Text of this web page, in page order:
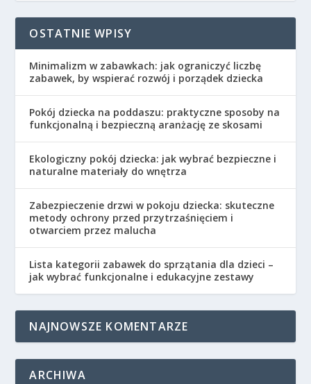
OSTATNIE WPISY
Minimalizm w zabawkach: jak ograniczyć liczbę
zabawek, by wspierać rozwój i porządek dziecka
Pokój dziecka na poddaszu: praktyczne sposoby na
funkcjonalną i bezpieczną aranżację ze skosami
Ekologiczny pokój dziecka: jak wybrać bezpieczne i
naturalne materiały do wnętrza
Zabezpieczenie drzwi w pokoju dziecka: skuteczne
metody ochrony przed przytrzaśnięciem i
otwarciem przez malucha
Lista kategorii zabawek do sprzątania dla dzieci –
jak wybrać funkcjonalne i edukacyjne zestawy
NAJNOWSZE KOMENTARZE
ARCHIWA